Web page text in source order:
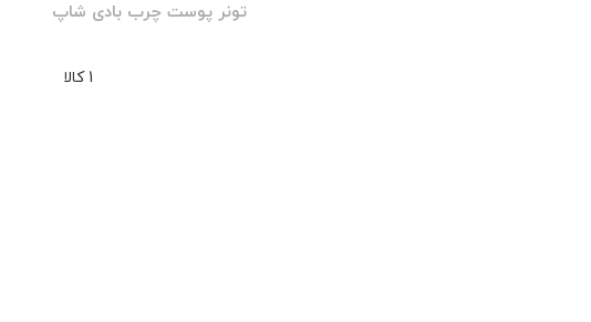
تونر پوست چرب بادی شاپ
1 کالا